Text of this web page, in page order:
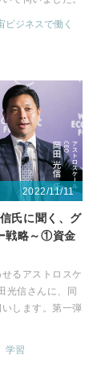
ビジネスで働く
2022/11/11
氏に聞く、グ
戦略～①資金
るアストロスケ
光信さんに、同
します。第一弾
学習